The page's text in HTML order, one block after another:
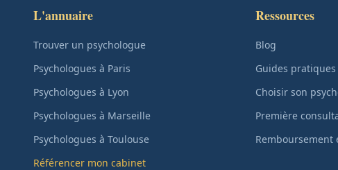
L'annuaire
Trouver un psychologue
Psychologues à Paris
Psychologues à Lyon
Psychologues à Marseille
Psychologues à Toulouse
Référencer mon cabinet
Ressources
Blog
Guides pratiques
Choisir son
Première
Remboursement